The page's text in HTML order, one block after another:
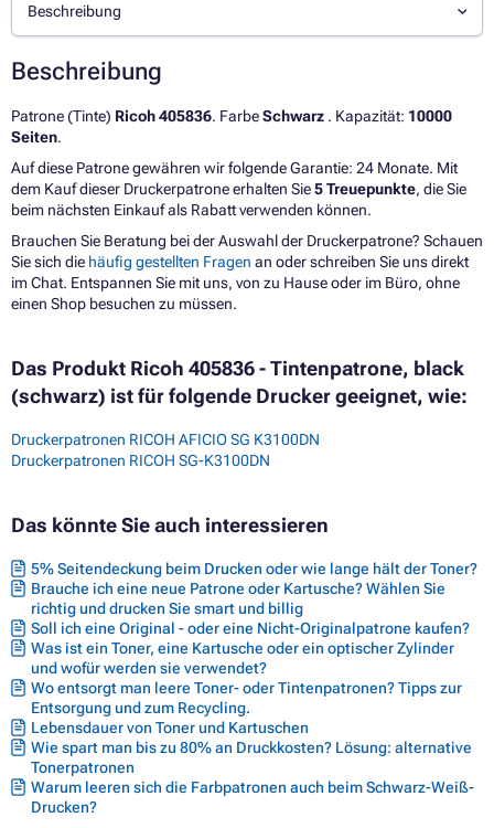
Beschreibung
Beschreibung
Patrone (Tinte) Ricoh 405836. FarbeSchwarz . Kapazität: 10000
Seiten.
Auf diese Patrone gewähren wir folgende Garantie: 24 Monate. Mit
dem Kauf dieser Druckerpatrone erhalten Sie5 Treuepunkte, die Sie
beim nächsten Einkauf als Rabatt verwenden können.
Brauchen Sie Beratung bei der Auswahl der Druckerpatrone? Schauen
Sie sich die häufig gestellten Fragen an oder schreiben Sie uns direkt
im Chat. Entspannen Sie mit uns, von zu Hause oder im Büro, ohne
einen Shop besuchen zu müssen.
Das Produkt Ricoh 405836 - Tintenpatrone, black
(schwarz) ist für folgende Drucker geeignet, wie:
Druckerpatronen RICOH AFICIO SG K3100DN
Druckerpatronen RICOH SG-K3100DN
Das könnte Sie auch interessieren
5% Seitendeckung beim Drucken oder wie lange hält der Toner?
Brauche ich eine neue Patrone oder Kartusche? Wählen Sie
richtig und drucken Sie smart und billig
Soll ich eine Original - oder eine Nicht-Originalpatrone kaufen?
Was ist ein Toner, eine Kartusche oder ein optischer Zylinder
und wofür werden sie verwendet?
Wo entsorgt man leere Toner- oder Tintenpatronen? Tipps zur
Entsorgung und zum Recycling.
Lebensdauer von Toner und Kartuschen
Wie spart man bis zu 80% an Druckkosten? Lösung: alternative
Tonerpatronen
Warum leeren sich die Farbpatronen auch beim Schwarz-Weiß-
Drucken?